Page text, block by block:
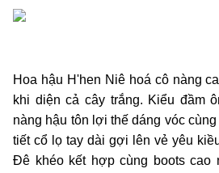
Hoa hậu H'hen Niê hoá cô nàng
khi diện cả cây trắng. Kiểu đầm
nàng hậu tôn lợi thế dáng vóc
tiết cổ lọ tay dài gợi lên vẻ yêu
Đê khéo kết hợp cùng boots cao